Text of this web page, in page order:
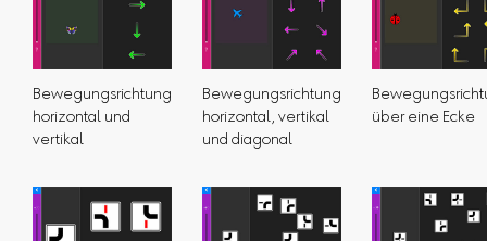
Bewegungsrichtung
horizontal und
vertikal
Bewegungsrichtung
horizontal, vertikal
und diagonal
über eine Ecke